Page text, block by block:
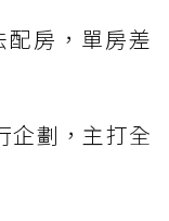
房，單房差
企劃，主打全